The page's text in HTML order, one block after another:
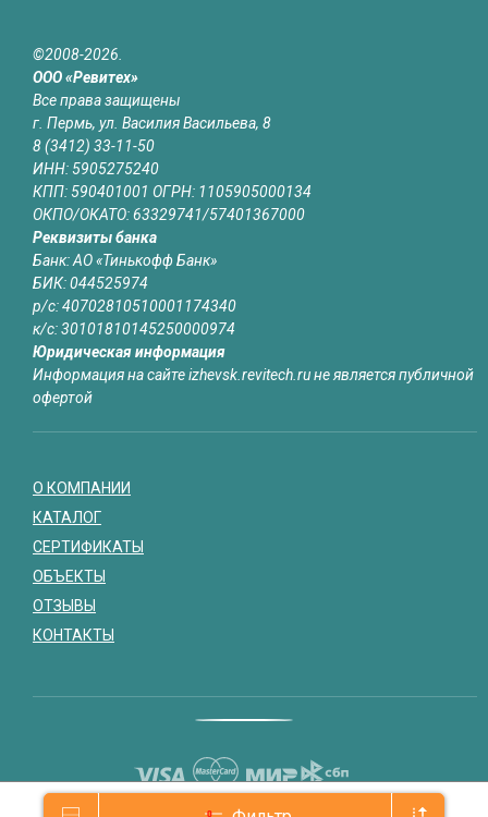
©2008-2026.
ООО «Ревитех»
Все права защищены
г. Пермь, ул. Василия Васильева, 8
8 (3412) 33-11-50
ИНН: 5905275240
КПП: 590401001 ОГРН: 1105905000134
ОКПО/ОКАТО: 63329741/57401367000
Реквизиты банка
Банк: АО «Тинькофф Банк»
БИК: 044525974
р/с: 40702810510001174340
к/с: 30101810145250000974
Юридическая информация
Информация на сайте izhevsk.revitech.ru не является публичной
офертой
О КОМПАНИИ
КАТАЛОГ
СЕРТИФИКАТЫ
ОБЪЕКТЫ
ОТЗЫВЫ
КОНТАКТЫ